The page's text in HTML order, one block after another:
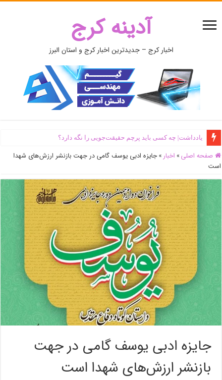
آدینه کرج
اخبار کرج – جدیدترین اخبار کرج و استان البرز
یادداشت| ‌چه کسی باید پرچم حقیقت‌جویی را نگه دارد؟
صفحه اصلی » اخبار » جایزه ادبی یوسف گامی در جهت بازنشر ارزش‌های شهدا
است
جایزه ادبی یوسف گامی در جهت
بازنشر ارزش‌های شهدا است